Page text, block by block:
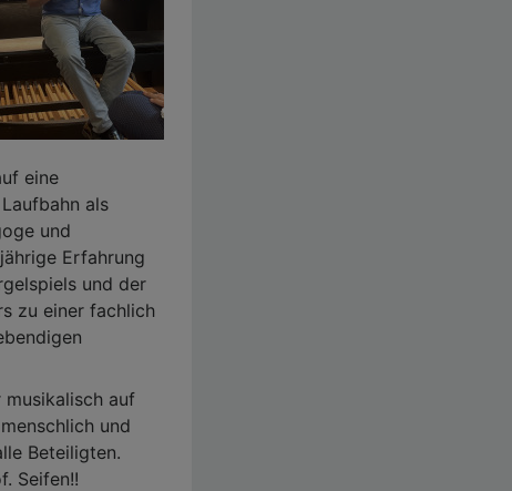
eine
als
und
Erfahrung
und der
zu einer fachlich
auf
und
Beteiligten.
Seifen!!